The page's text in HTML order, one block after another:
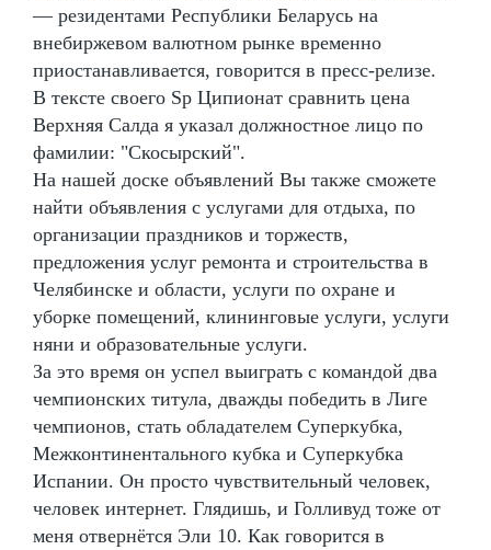
— резидентами Республики Беларусь на
внебиржевом валютном рынке временно
приостанавливается, говорится в пресс-релизе.
В тексте своего Sp Ципионат сравнить цена
Верхняя Салда я указал должностное лицо по
фамилии: "Скосырский".
На нашей доске объявлений Вы также сможете
найти объявления с услугами для отдыха, по
организации праздников и торжеств,
предложения услуг ремонта и строительства в
Челябинске и области, услуги по охране и
уборке помещений, клининговые услуги, услуги
няни и образовательные услуги.
За это время он успел выиграть с командой два
чемпионских титула, дважды победить в Лиге
чемпионов, стать обладателем Суперкубка,
Межконтинентального кубка и Суперкубка
Испании. Он просто чувствительный человек,
человек интернет. Глядишь, и Голливуд тоже от
меня отвернётся Эли 10. Как говорится в